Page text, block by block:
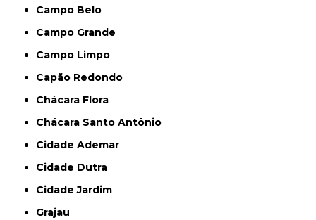
Campo Belo
Campo Grande
Campo Limpo
Capão Redondo
Chácara Flora
Chácara Santo Antônio
Cidade Ademar
Cidade Dutra
Cidade Jardim
Grajau